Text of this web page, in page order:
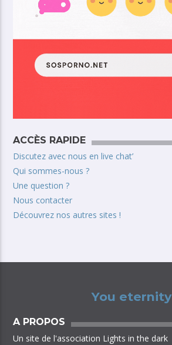
ACCÈS RAPIDE
Discutez avec nous en live chat’
Qui sommes-nous ?
Une question ?
Nous contacter
Découvrez nos autres sites !
You eternity
A PROPOS
Un site de l'association Lights in the dark